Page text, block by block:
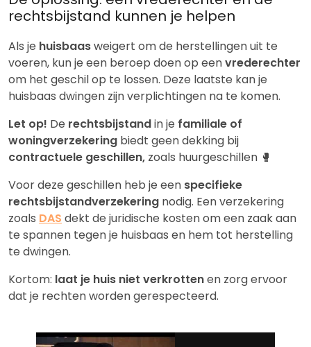
rechtsbijstand kunnen je helpen
Als je huisbaasweigert om de herstellingen uit te
voeren, kun je een beroep doen op eenvrederechter
om het geschil op te lossen. Deze laatste kan je
huisbaas dwingen zijn verplichtingen na te komen.
Let op! De rechtsbijstandin je familiale of
woningverzekering biedt geen dekking bij
contractuele geschillen, zoals huurgeschillen 🥊
Voor deze geschillen heb je een specifieke
rechtsbijstandverzekering nodig. Een verzekering
zoals DAS dekt de juridische kosten om een zaak aan
te spannen tegen je huisbaas en hem tot herstelling
te dwingen.
Kortom: laat je huis niet verkrottenen zorg ervoor
dat je rechten worden gerespecteerd.